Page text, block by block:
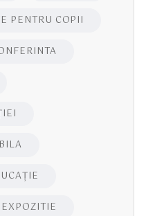
PENTRU COPII
EXPOZITIE